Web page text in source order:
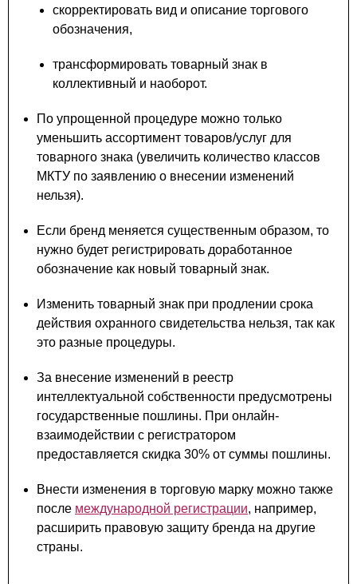
скорректировать вид и описание торгового
обозначения,
трансформировать товарный знак в
коллективный и наоборот.
По упрощенной процедуре можно только
уменьшить ассортимент товаров/услуг для
товарного знака (увеличить количество классов
МКТУ по заявлению о внесении изменений
нельзя).
Если бренд меняется существенным образом, то
нужно будет регистрировать доработанное
обозначение как новый товарный знак.⁠
Изменить товарный знак при продлении срока
действия охранного свидетельства нельзя, так как
это разные процедуры.
За внесение изменений в реестр
интеллектуальной собственности предусмотрены
государственные пошлины. При онлайн-
взаимодействии с регистратором
предоставляется скидка 30% от суммы пошлины.
Внести изменения в торговую марку можно также
после международной регистрации, например,
расширить правовую защиту бренда на другие
страны.